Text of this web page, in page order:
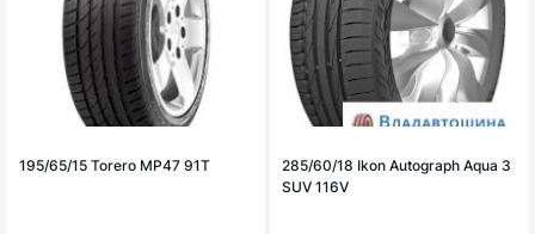
195/65/15 Torero MP47 91T
285/60/18 Ikon Autograph Aqua 3
SUV 116V